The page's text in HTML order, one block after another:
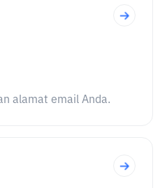
alamat email Anda.